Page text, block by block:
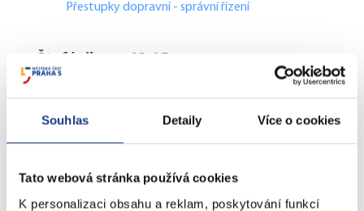
Souhlas Detaily Více o cookies
Tato webová stránka používá cookies
K personalizaci obsahu a reklam, poskytování funkcí
Přestupky dopravní - správní řízení
Osobní doklady
Matriční záležitosti